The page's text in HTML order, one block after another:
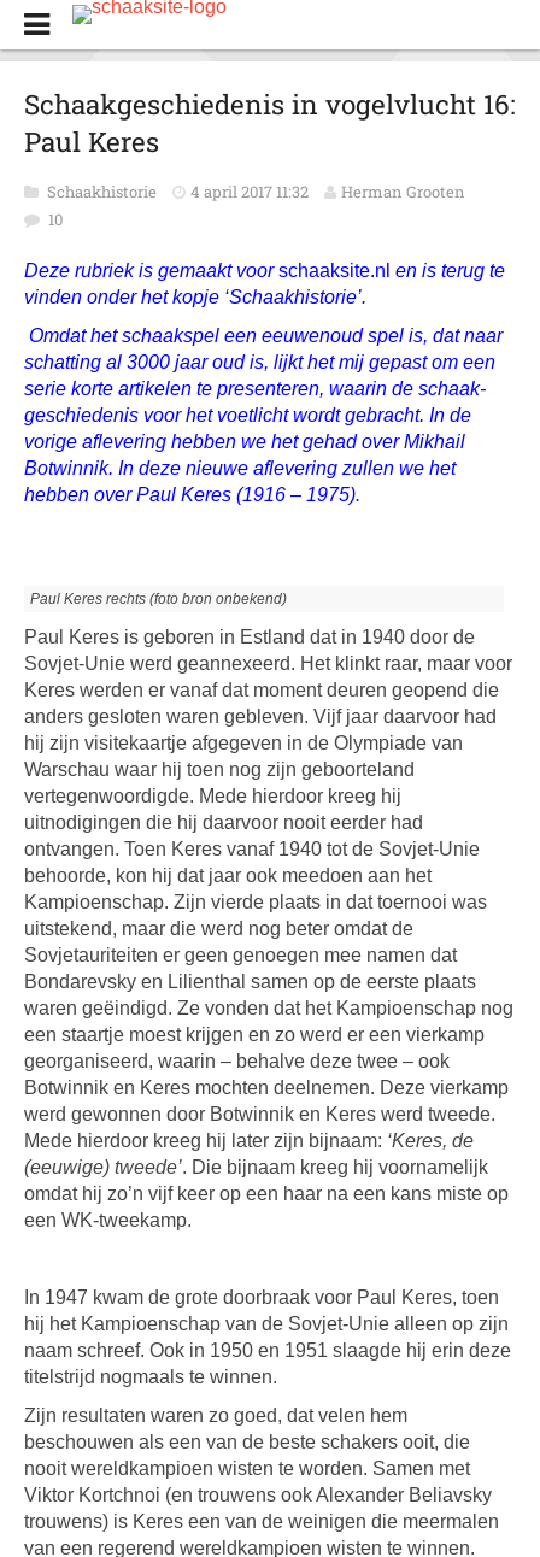
Schaakgeschiedenis in vogelvlucht 16:
Paul Keres
Schaakhistorie 4 april 2017 11:32
Herman Grooten
10
Deze rubriek is gemaakt voorschaaksite.nl en is terug te
vinden onder het kopje ‘Schaakhistorie’.
Omdat het schaakspel een eeuwenoud spel is, dat naar
schatting al 3000 jaar oud is, lijkt het mij gepast om een
serie korte artikelen te presenteren, waarin de schaak­
geschiedenis voor het voetlicht wordt gebracht. In de
vorige aflevering hebben we het gehad over Mikhail
Botwinnik. In deze nieuwe aflevering zullen we het
hebben over Paul Keres (1916 – 1975).
Paul Keres rechts (foto bron onbekend)
Paul Keres is geboren in Estland dat in 1940 door de
Sovjet-Unie werd geannexeerd. Het klinkt raar, maar voor
Keres werden er vanaf dat moment deuren geopend die
anders gesloten waren gebleven. Vijf jaar daarvoor had
hij zijn visitekaartje afgegeven in de Olympiade van
Warschau waar hij toen nog zijn geboorteland
vertegenwoordigde. Mede hierdoor kreeg hij
uitnodigingen die hij daarvoor nooit eerder had
ontvangen. Toen Keres vanaf 1940 tot de Sovjet-Unie
behoorde, kon hij dat jaar ook meedoen aan het
Kampioenschap. Zijn vierde plaats in dat toernooi was
uitstekend, maar die werd nog beter omdat de
Sovjetauriteiten er geen genoegen mee namen dat
Bondarevsky en Lilienthal samen op de eerste plaats
waren geëindigd. Ze vonden dat het Kampioenschap nog
een staartje moest krijgen en zo werd er een vierkamp
georganiseerd, waarin – behalve deze twee – ook
Botwinnik en Keres mochten deelnemen. Deze vierkamp
werd gewonnen door Botwinnik en Keres werd tweede.
Mede hierdoor kreeg hij later zijn bijnaam: ‘Keres, de
(eeuwige) tweede’. Die bijnaam kreeg hij voornamelijk
omdat hij zo’n vijf keer op een haar na een kans miste op
een WK-tweekamp.
In 1947 kwam de grote doorbraak voor Paul Keres, toen
hij het Kampioenschap van de Sovjet-Unie alleen op zijn
naam schreef. Ook in 1950 en 1951 slaagde hij erin deze
titelstrijd nogmaals te winnen.
Zijn resultaten waren zo goed, dat velen hem
beschouwen als een van de beste schakers ooit, die
nooit wereldkampioen wisten te worden. Samen met
Viktor Kortchnoi (en trouwens ook Alexander Beliavsky
trouwens) is Keres een van de weinigen die meermalen
van een regerend wereldkampioen wisten te winnen.